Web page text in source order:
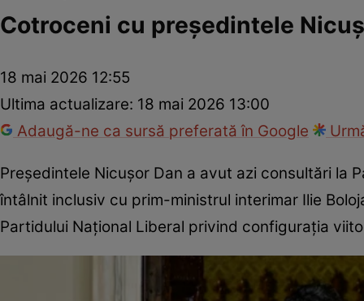
Cotroceni cu președintele
18 mai 2026 12:55
Ultima actualizare: 18 mai 2026 13:00
Adaugă-ne ca sursă preferată în Google
Președintele Nicuşor Dan a avut azi consultări la
întâlnit inclusiv cu prim-ministrul interimar Ilie
Partidului Național Liberal privind configurația